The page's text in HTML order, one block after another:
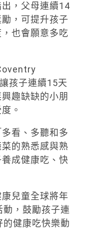
，父母連續14
，可提升孩子
也會願意多吃
孩子連續15天
趣缺缺的小朋
。
看、多聽和多
的熟悉感與熟
成健康吃、快
兒童全球將年
，鼓勵孩子連
健康吃快樂動